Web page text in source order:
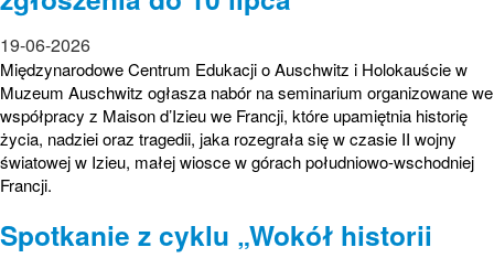
19-06-2026
Międzynarodowe Centrum Edukacji o Auschwitz i Holokauście w
Muzeum Auschwitz ogłasza nabór na seminarium organizowane we
współpracy z Maison d’Izieu we Francji, które upamiętnia historię
życia, nadziei oraz tragedii, jaka rozegrała się w czasie II wojny
światowej w Izieu, małej wiosce w górach południowo-wschodniej
Francji.
Spotkanie z cyklu „Wokół historii